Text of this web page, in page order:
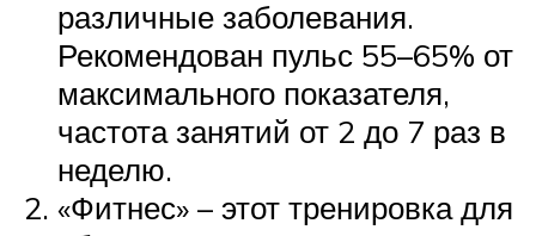
различные заболевания.
Рекомендован пульс 55–65% от
максимального показателя,
частота занятий от 2 до 7 раз в
неделю.
«Фитнес» – этот тренировка для